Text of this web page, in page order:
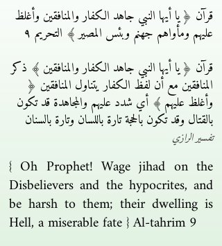
قرآن ﴿ يا أيها النبي جاهد الكفار والمنافقين وأغلظ
عليهم ومأواهم جهنم وبئس المصير ﴾ التحريم ٩
قرآن ﴿ يا أيها النبي جاهد الكفار والمنافقين ﴾ ذكر
المنافقين مع أن لفظ الكفار يتناول المنافقين ﴿
وأغلظ عليهم ﴾ أي شدد عليهم والمجاهدة قد تكون
بالقتال وقد تكون بالحجة تارة باللسان وتارة بالسنان
تفسير الرازي
{ Oh Prophet! Wage jihad on the
Disbelievers and the hypocrites, and
be harsh to them; their dwelling is
Hell, a miserable fate } Al-tahrim 9